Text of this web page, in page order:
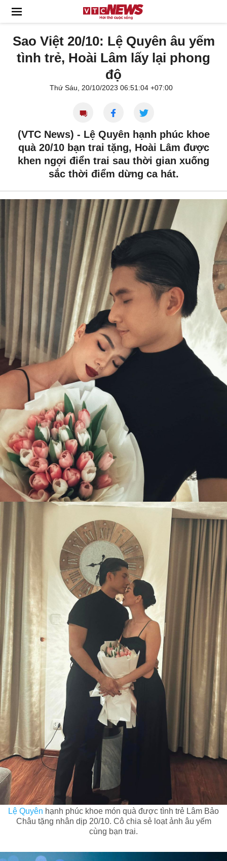
Sao Việt 20/10: Lệ Quyên âu yếm
tình trẻ, Hoài Lâm lấy lại phong
độ
Thứ Sáu, 20/10/2023 06:51:04 +07:00
(VTC News) - Lệ Quyên hạnh phúc khoe
quà 20/10 bạn trai tặng, Hoài Lâm được
khen ngợi điển trai sau thời gian xuống
sắc thời điểm dừng ca hát.
Lệ Quyên hạnh phúc khoe món quà được tình trẻ Lâm Bảo
Châu tặng nhân dịp 20/10. Cô chia sẻ loạt ảnh âu yếm
cùng bạn trai.